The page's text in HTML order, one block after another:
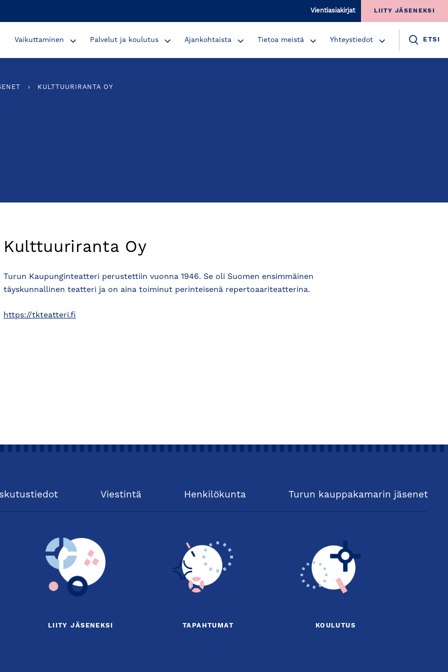
Vientiasiakirjat LIITY JÄSENEKSI
Vaikuttaminen Palvelut ja koulutus Ajankohtaista Tietoa meistä Yhteystiedot ETSI
› KULTTUURIRANTA OY
Kulttuuriranta Oy
Turun Kaupunginteatteri perustettiin vuonna 1946. Se oli Suomen ensimmäinen
täyskunnallinen teatteri ja on aina toiminut perinteisenä repertoaariteatterina.
https://tkteatteri.fi
Viestintä Henkilökunta Turun kauppakamarin jäsenet
LIITY JÄSENEKSI TAPAHTUMAT KOULUTUS